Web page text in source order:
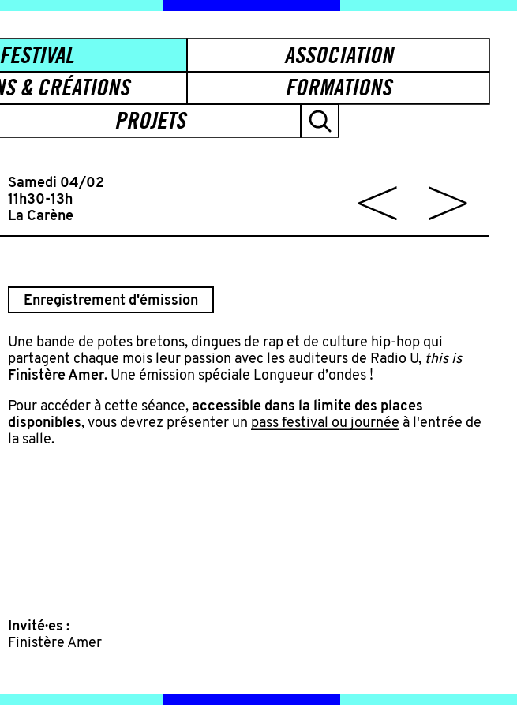
FESTIVAL
ASSOCIATION
& CRÉATIONS
FORMATIONS
PROJETS
Samedi 04/02
11h30-13h
La Carène
Enregistrement d'émission
Une bande de potes bretons, dingues de rap et de culture hip-hop qui
partagent chaque mois leur passion avec les auditeurs de Radio U, this is
Finistère Amer. Une émission spéciale Longueur d’ondes !
Pour accéder à cette séance, accessible dans la limite des places
disponibles, vous devrez présenter un pass festival ou journée à l'entrée de
la salle.
Invité·es :
Finistère Amer